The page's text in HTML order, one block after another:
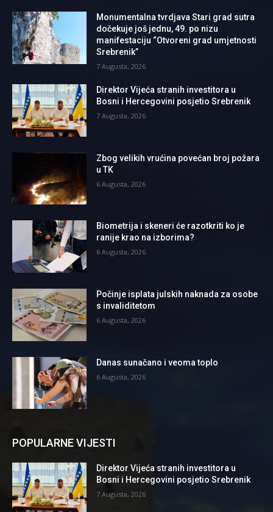
Monumentalna tvrdjava Stari grad sutra
dočekuje još jednu, 49. po nizu
manifestaciju “Otvoreni grad umjetnosti
Srebrenik”
7 Augusta, 2026
Direktor Vijeća stranih investitora u
Bosni i Hercegovini posjetio Srebrenik
7 Augusta, 2026
Zbog velikih vrućina povećan broj požara
u TK
6 Augusta, 2026
Biometrija i skeneri će razotkriti ko je
ranije krao na izborima?
6 Augusta, 2026
Počinje isplata julskih naknada za osobe
s invaliditetom
6 Augusta, 2026
Danas sunačano i veoma toplo
6 Augusta, 2026
POPULARNE VIJESTI
Direktor Vijeća stranih investitora u
Bosni i Hercegovini posjetio Srebrenik
7 Augusta, 2026